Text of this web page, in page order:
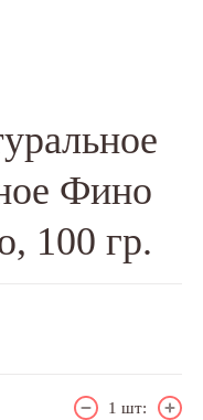
Фино
100 гр.
1 шт: